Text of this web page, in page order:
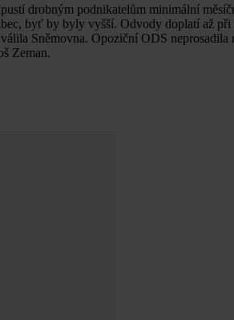
drobným podnikatelům minimální
byť by byly vyšší. Odvody doplatí až
Sněmovna. Opoziční ODS
Zeman.